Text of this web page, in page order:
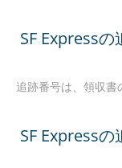
SF Express
追跡番号は、領収書
SF Express